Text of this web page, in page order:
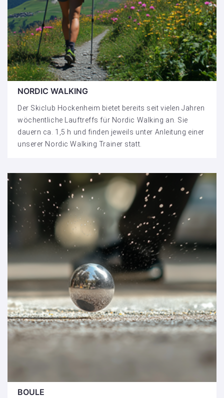
NORDIC WALKING
Der Skiclub Hockenheim bietet bereits seit vielen Jahren
wöchentliche Lauftreffs für Nordic Walking an. Sie
dauern ca. 1,5 h und finden jeweils unter Anleitung einer
unserer Nordic Walking Trainer statt.
BOULE